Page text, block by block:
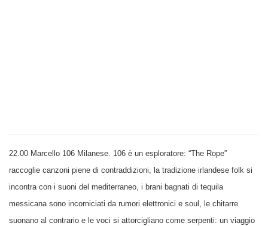
22.00 Marcello 106 Milanese. 106 è un esploratore: “The Rope”
raccoglie canzoni piene di contraddizioni, la tradizione irlandese folk si
incontra con i suoni del mediterraneo, i brani bagnati di tequila
messicana sono incorniciati da rumori elettronici e soul, le chitarre
suonano al contrario e le voci si attorcigliano come serpenti: un viaggio